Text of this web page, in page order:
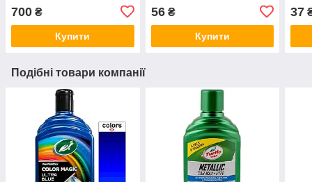
700 ₴
Купити
56₴
Купити
37
Подібні товари компанії